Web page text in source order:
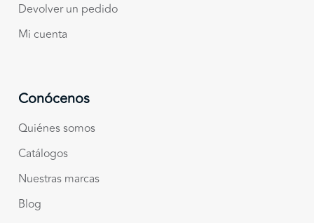
Devolver un pedido
Mi cuenta
Conócenos
Quiénes somos
Catálogos
Nuestras marcas
Blog